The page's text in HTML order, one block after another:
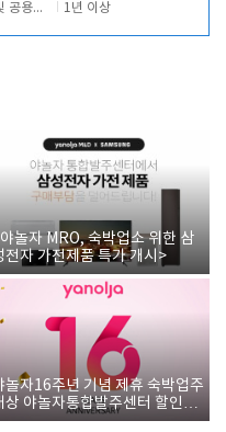
호텔객실 및 공용시설 청소 관리 1년 이상
놀자 MRO, 숙박업소 위한 삼
전자 가전제품 특가 개시>
놀자16주년 기념 제휴 숙박업주
상 야놀자통합발주센터 할인쿠
증정